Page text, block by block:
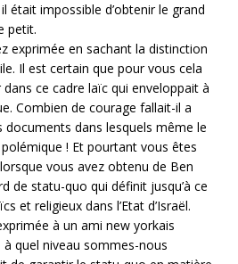
était impossible d’obtenir le grand
petit.
exprimée en sachant la distinction
Il est certain que pour vous cela
dans ce cadre laïc qui enveloppait à
Combien de courage fallait-il a
documents dans lesquels même le
! Et pourtant vous êtes
vous avez obtenu de Ben
de statu-quo qui définit jusqu’à ce
et religieux dans l’Etat d’Israël.
à un ami new yorkais
quel niveau sommes-nous